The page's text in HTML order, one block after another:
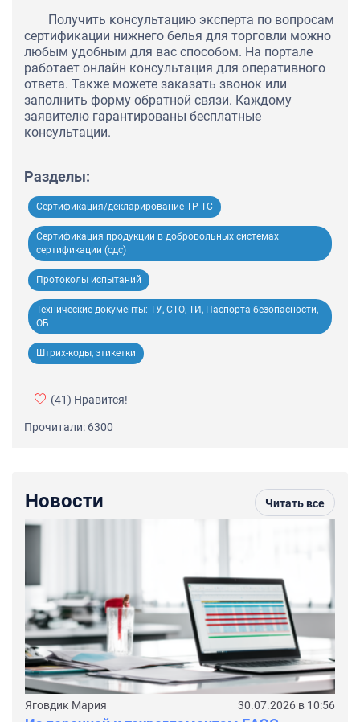
Получить консультацию эксперта по вопросам
сертификации нижнего белья для торговли можно
любым удобным для вас способом. На портале
работает онлайн консультация для оперативного
ответа. Также можете заказать звонок или
заполнить форму обратной связи. Каждому
заявителю гарантированы бесплатные
консультации.
Разделы:
Сертификация/декларирование ТР ТС
Сертификация продукции в добровольных системах
сертификации (сдс)
Протоколы испытаний
Технические документы: ТУ, СТО, ТИ, Паспорта безопасности,
ОБ
Штрих-коды, этикетки
(41) Нравится!
Прочитали: 6300
Новости Читать все
Яговдик Мария 30.07.2026 в 10:56